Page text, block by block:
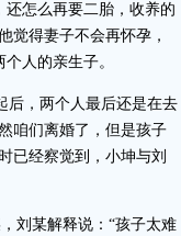
怎么再要二胎，收养的
觉得妻子不会再怀孕，
人的亲生子。
，两个人最后还是在去
咱们离婚了，但是孩子
已经察觉到，小坤与刘
刘某解释说：“孩子太难